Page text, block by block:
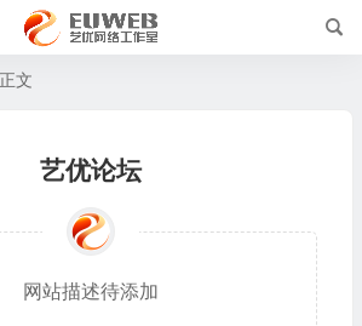
正文
艺优论坛
网站描述待添加